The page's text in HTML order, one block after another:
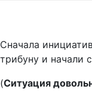
Сначала
трибуну и начали
(Ситуация